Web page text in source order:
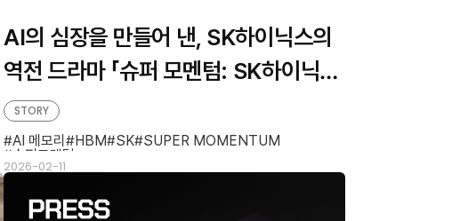
AI의 심장을 만들어 낸, SK하이닉스의
역전 드라마 「슈퍼 모멘텀: SK하이닉스
2026-02-11
STORY
AI 메모리 HBM SK SUPER MOMENTUM
슈퍼모멘텀